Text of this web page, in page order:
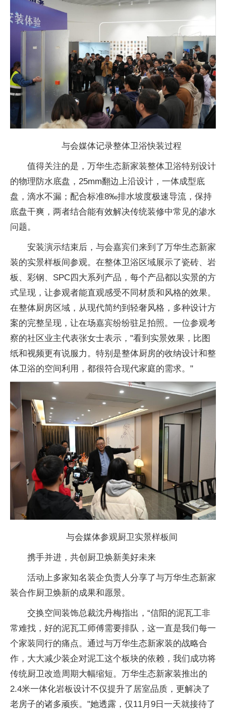
与会媒体记录整体卫浴快装过程
值得关注的是，万华生态新家装整体卫浴特别设计
的物理防水底盘，25mm翻边上沿设计，一体成型底
盘，滴水不漏；配合标准8‰排水坡度极速导流，保持
底盘干爽，两者结合能有效解决传统装修中常见的渗水
问题。
安装演示结束后，与会嘉宾们来到了万华生态新家
装的实景样板间参观。在整体卫浴区域展示了瓷砖、岩
板、彩钢、SPC四大系列产品，每个产品都以实景的方
式呈现，让参观者能直观感受不同材质和风格的效果。
在整体厨房区域，从现代简约到轻奢风格，多种设计方
案的完整呈现，让在场嘉宾纷纷驻足拍照。一位参观考
察的社区业主代表张女士表示，"看到实景效果，比图
纸和视频更有说服力。特别是整体厨房的收纳设计和整
体卫浴的空间利用，都很符合现代家庭的需求。"
与会媒体参观厨卫实景样板间
携手并进，共创厨卫焕新美好未来
活动上多家知名装企负责人分享了与万华生态新家
装合作厨卫焕新的成果和愿景。
交换空间装饰总裁沈丹梅指出，“信阳的泥瓦工非
常难找，好的泥瓦工师傅需要排队，这一直是我们每一
个家装同行的痛点。通过与万华生态新家装的战略合
作， 大大减少装企对泥工这个板块的依赖，我们成功将
传统厨卫改造周期大幅缩短。万华生态新家装推出的
2.4米一体化岩板设计不仅提升了居室品质，更解决了
老房子的诸多顽疾。"她透露，仅11月9日一天就接待了